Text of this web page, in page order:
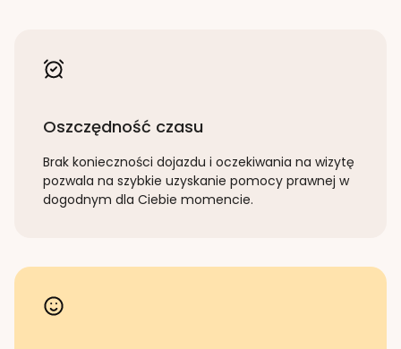
Oszczędność czasu
Brak konieczności dojazdu i oczekiwania na wizytę
pozwala na szybkie uzyskanie pomocy prawnej w
dogodnym dla Ciebie momencie.